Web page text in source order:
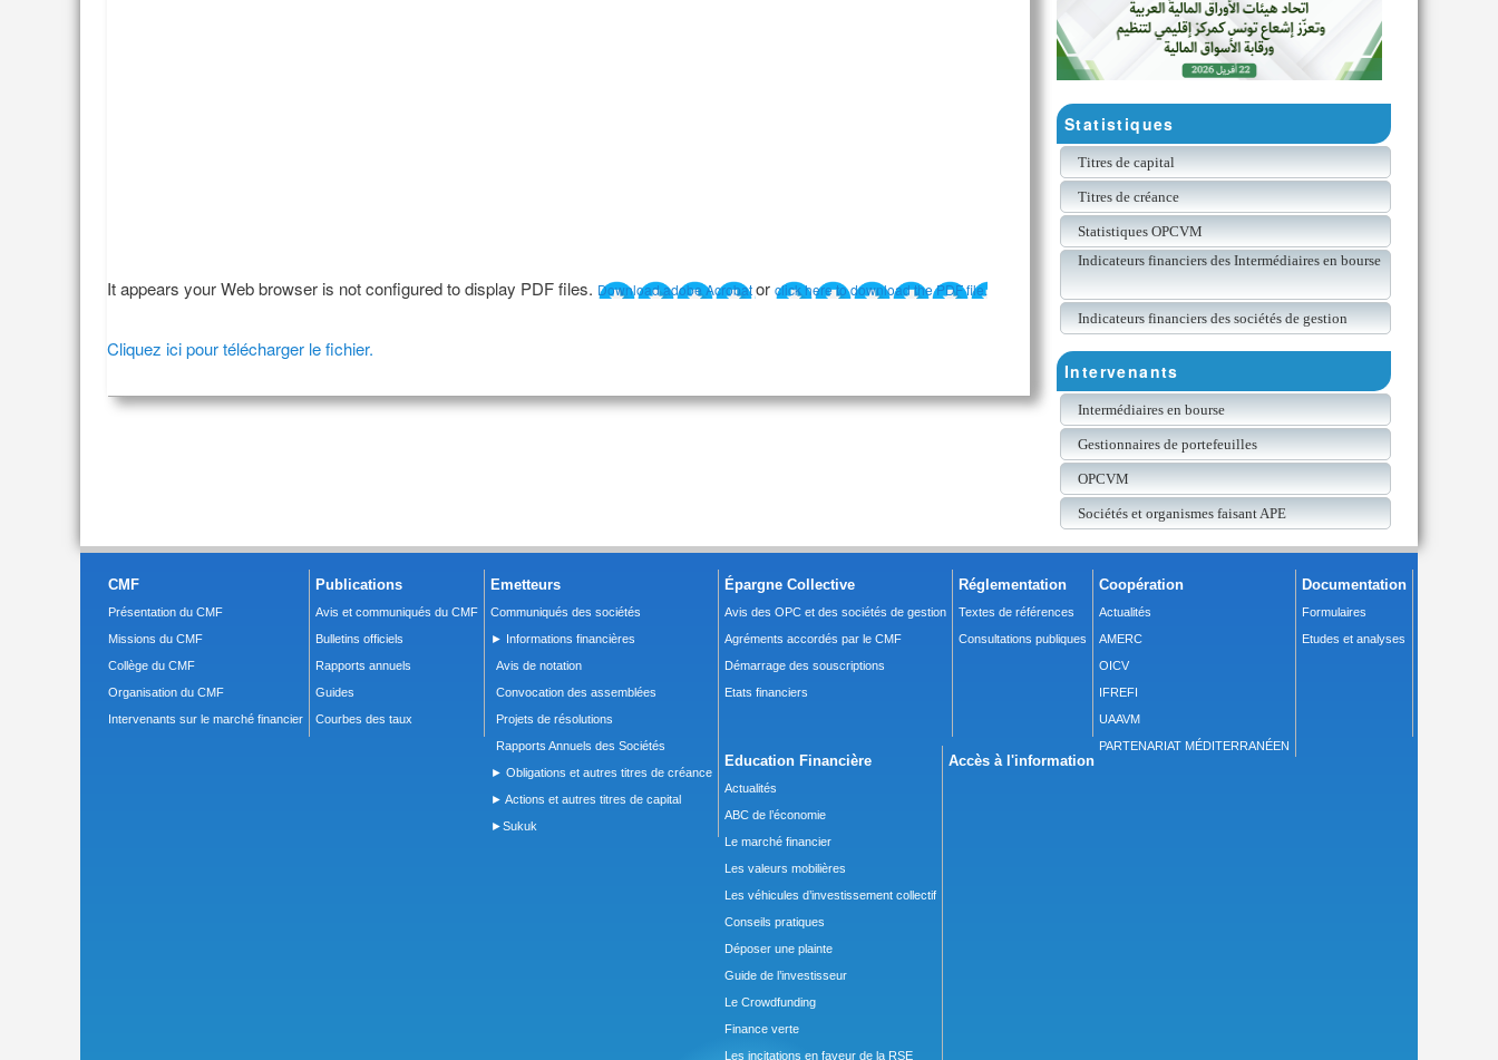
It appears your Web browser is not configured to display PDF files. Download adobe Acrobator click here to download the PDF file.
Cliquez ici pour télécharger le fichier.
Statistiques
Titres de capital
Titres de créance
Statistiques OPCVM
Indicateurs financiers des Intermédiaires en bourse
Indicateurs financiers des sociétés de gestion
Intervenants
Intermédiaires en bourse
Gestionnaires de portefeuilles
OPCVM
Sociétés et organismes faisant APE
CMF
Présentation du CMF
Missions du CMF
Collège du CMF
Organisation du CMF
Intervenants sur le marché financier
Publications
Avis et communiqués du CMF
Bulletins officiels
Rapports annuels
Guides
Courbes des taux
Emetteurs
Communiqués des sociétés
► Informations financières
Avis de notation
Convocation des assemblées
Projets de résolutions
Rapports Annuels des Sociétés
► Obligations et autres titres de créance
► Actions et autres titres de capital
►Sukuk
Épargne Collective
Avis des OPC et des sociétés de gestion
Agréments accordés par le CMF
Démarrage des souscriptions
Etats financiers
Réglementation
Textes de références
Consultations publiques
Coopération
Actualités
AMERC
OICV
IFREFI
UAAVM
PARTENARIAT MÉDITERRANÉEN
Documentation
Formulaires
Etudes et analyses
Education Financière
Actualités
ABC de l’économie
Le marché financier
Les valeurs mobilières
Les véhicules d’investissement collectif
Conseils pratiques
Déposer une plainte
Guide de l’investisseur
Le Crowdfunding
Finance verte
Les incitations en faveur de la RSE
Accès à l'information